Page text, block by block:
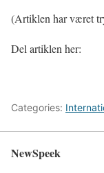
(Artiklen har været
Del artiklen her:
Categories:
NewSpeek